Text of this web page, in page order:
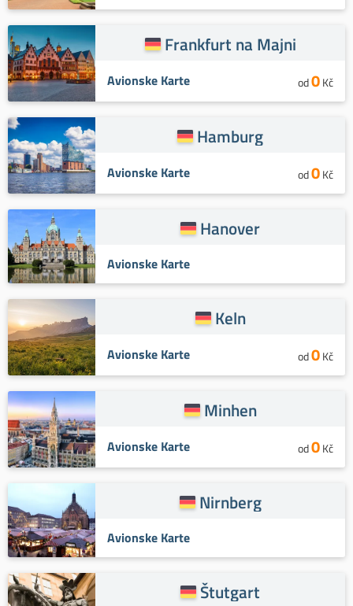
Frankfurt na Majni
Avionske Karte od0Kč
Hamburg
Avionske Karte od0Kč
Hanover
Avionske Karte
Keln
Avionske Karte od0Kč
Minhen
Avionske Karte od0Kč
Nirnberg
Avionske Karte
Štutgart